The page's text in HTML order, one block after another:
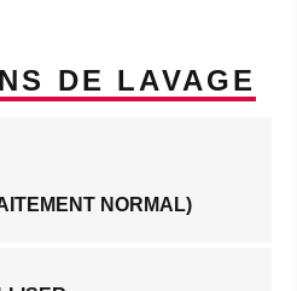
DE LAVAGE
NORMAL)